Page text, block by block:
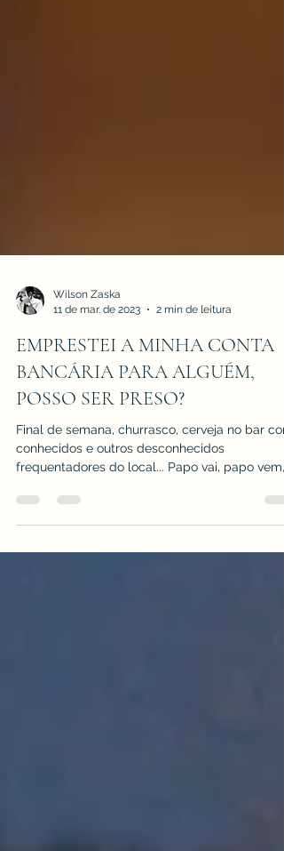
11 de mar. de 2023
2 min de leitura
EMPRESTEI A MINHA CONTA
BANCÁRIA PARA ALGUÉM,
POSSO SER PRESO?
Final de semana, churrasco, cerveja no bar
frequentadores do local... Papo vai, papo vem,